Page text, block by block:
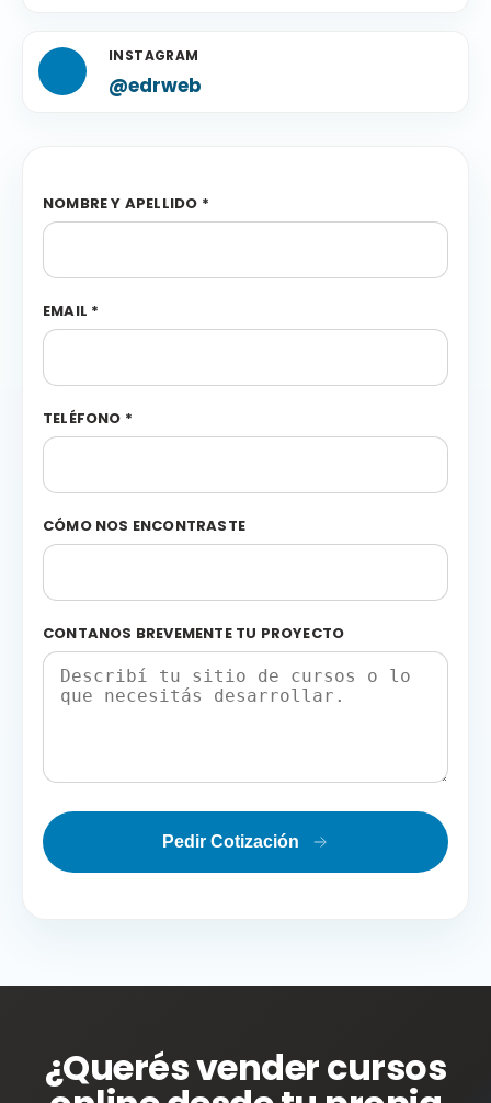
INSTAGRAM
@edrweb
NOMBRE Y APELLIDO *
EMAIL *
TELÉFONO *
CÓMO NOS ENCONTRASTE
CONTANOS BREVEMENTE TU PROYECTO
Pedir Cotización
Contacto final para solicitar
¿Querés vender cursos